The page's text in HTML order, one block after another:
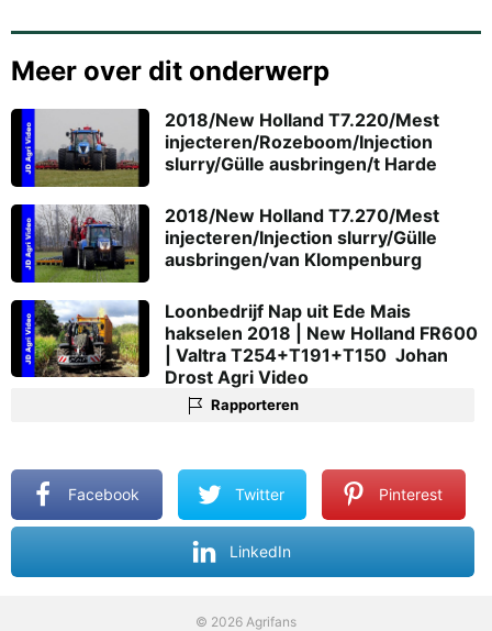
Meer over dit onderwerp
2018/New Holland T7.220/Mest
injecteren/Rozeboom/Injection
slurry/Gülle ausbringen/t Harde
2018/New Holland T7.270/Mest
injecteren/Injection slurry/Gülle
ausbringen/van Klompenburg
Loonbedrijf Nap uit Ede Mais
hakselen 2018 | New Holland FR600
| Valtra T254+T191+T150  Johan
Drost Agri Video
Rapporteren
Facebook Twitter Pinterest
LinkedIn
© 2026 Agrifans